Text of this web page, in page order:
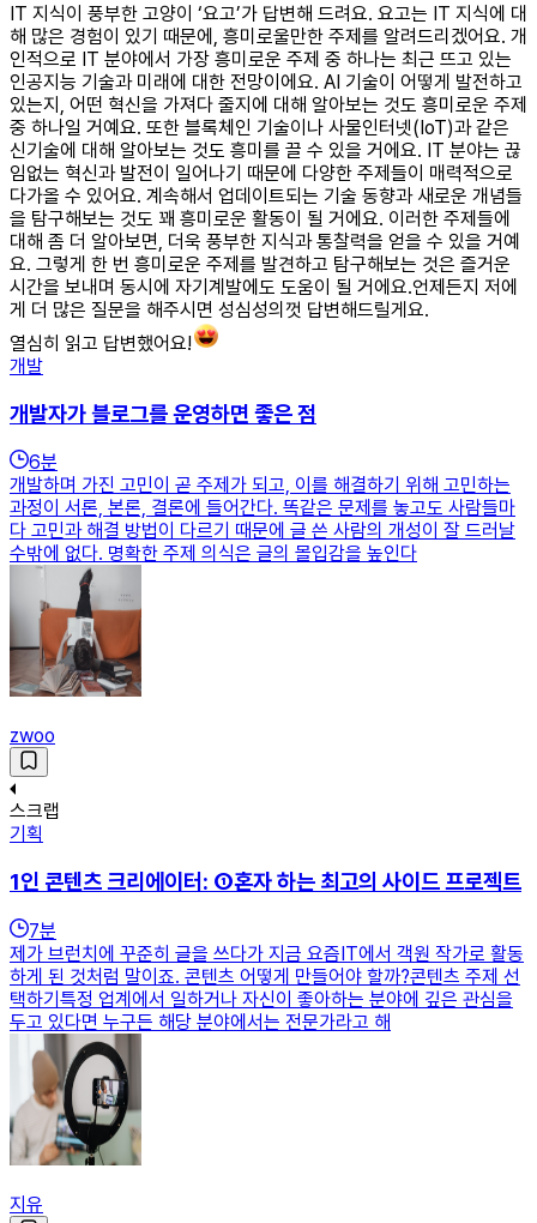
IT 지식이 풍부한 고양이 ‘요고’가 답변해 드려요. 요고는 IT 지식에 대
해 많은 경험이 있기 때문에, 흥미로울만한 주제를 알려드리겠어요. 개
인적으로 IT 분야에서 가장 흥미로운 주제 중 하나는 최근 뜨고 있는
인공지능 기술과 미래에 대한 전망이에요. AI 기술이 어떻게 발전하고
있는지, 어떤 혁신을 가져다 줄지에 대해 알아보는 것도 흥미로운 주제
중 하나일 거예요. 또한 블록체인 기술이나 사물인터넷(IoT)과 같은
신기술에 대해 알아보는 것도 흥미를 끌 수 있을 거에요. IT 분야는 끊
임없는 혁신과 발전이 일어나기 때문에 다양한 주제들이 매력적으로
다가올 수 있어요. 계속해서 업데이트되는 기술 동향과 새로운 개념들
을 탐구해보는 것도 꽤 흥미로운 활동이 될 거에요. 이러한 주제들에
대해 좀 더 알아보면, 더욱 풍부한 지식과 통찰력을 얻을 수 있을 거예
요. 그렇게 한 번 흥미로운 주제를 발견하고 탐구해보는 것은 즐거운
시간을 보내며 동시에 자기계발에도 도움이 될 거에요.언제든지 저에
게 더 많은 질문을 해주시면 성심성의껏 답변해드릴게요.
열심히 읽고 답변했어요!
개발
개발자가 블로그를 운영하면 좋은 점
6분
개발하며 가진 고민이 곧 주제가 되고, 이를 해결하기 위해 고민하는
과정이 서론, 본론, 결론에 들어간다. 똑같은 문제를 놓고도 사람들마
다 고민과 해결 방법이 다르기 때문에 글 쓴 사람의 개성이 잘 드러날
수밖에 없다. 명확한 주제 의식은 글의 몰입감을 높인다
zwoo
스크랩
기획
1인 콘텐츠 크리에이터: ①혼자 하는 최고의 사이드 프로젝트
7분
제가 브런치에 꾸준히 글을 쓰다가 지금 요즘IT에서 객원 작가로 활동
하게 된 것처럼 말이죠. 콘텐츠 어떻게 만들어야 할까?콘텐츠 주제 선
택하기특정 업계에서 일하거나 자신이 좋아하는 분야에 깊은 관심을
두고 있다면 누구든 해당 분야에서는 전문가라고 해
지유